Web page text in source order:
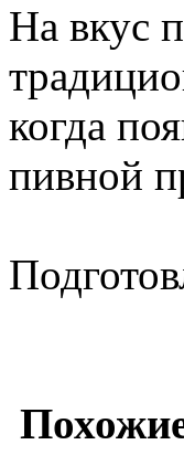
На вкус
когда
пивной